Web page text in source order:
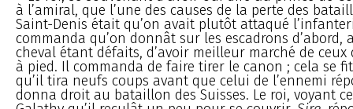
à l’amiral, que l’une des causes de la perte des
Saint-Denis était qu’on avait plutôt attaqué
commanda qu’on donnât sur les escadrons d’abord,
cheval étant défaits, d’avoir meilleur marché de
à pied. Il commanda de faire tirer le canon ; cela se
qu’il tira neufs coups avant que celui de l’ennemi
donna droit au bataillon des Suisses. Le roi, voyant